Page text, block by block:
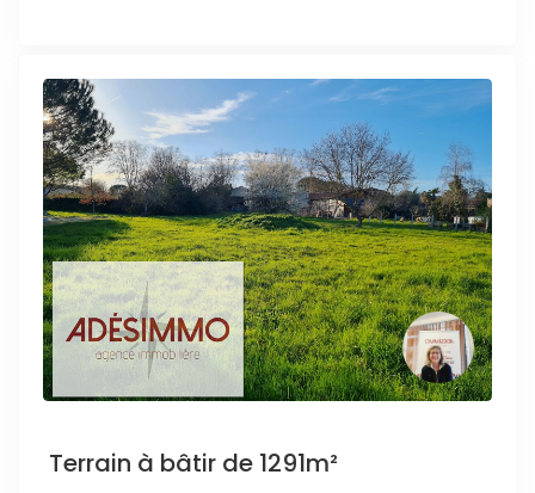
Terrain à bâtir de 1291m²